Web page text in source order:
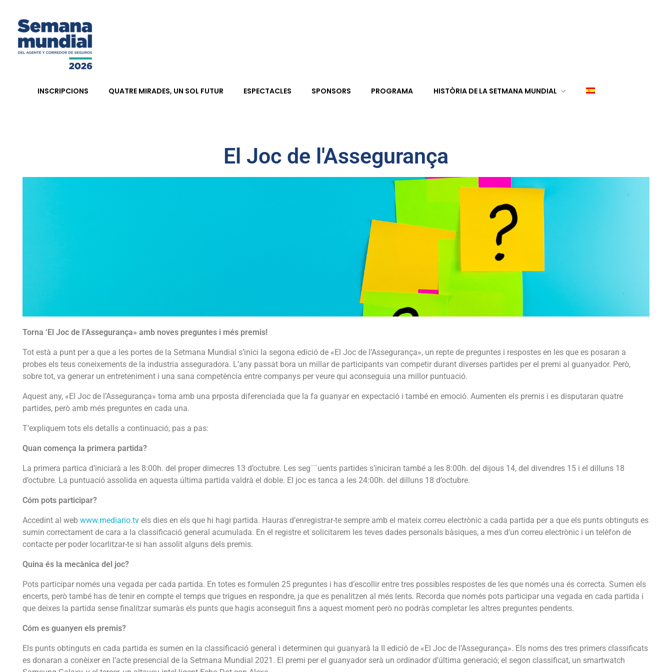
INSCRIPCIONS QUATRE MIRADES, UN SOL FUTUR ESPECTACLES SPONSORS PROGRAMA HISTÒRIA DE LA SETMANA MUNDIAL
El Joc de l'Assegurança
Torna ‘El Joc de l’Assegurança» amb noves preguntes i més premis!
Tot està a punt per a que a les portes de la Setmana Mundial s’inici la segona edició de «El Joc de l’Assegurança», un repte de preguntes i respostes en les que es posaran a
probes els teus coneixements de la industria asseguradora. L’any passat bora un millar de participants van competir durant diverses partides per el premi al guanyador. Però,
sobre tot, va generar un entreteniment i una sana competència entre companys per veure qui aconseguia una millor puntuació.
Aquest any, «El Joc de l’Assegurança» torna amb una prposta diferenciada que la fa guanyar en expectació i també en emoció. Aumenten els premis i es disputaran quatre
partides, però amb més preguntes en cada una.
T’expliquem tots els detalls a continuació, pas a pas:
Quan comença la primera partida?
La primera partica d’iniciarà a les 8:00h. del proper dimecres 13 d’octubre. Les seg¨¨uents partides s’iniciran també a les 8:00h. del dijous 14, del divendres 15 i el dilluns 18
d’octubre. La puntuació assolida en aquesta última partida valdrà el doble. El joc es tanca a les 24:00h. del dilluns 18 d’octubre.
Cóm pots participar?
Accedint al web www.mediario.tv els dies en els que hi hagi partida. Hauras d’enregistrar-te sempre amb el mateix correu electrònic a cada partida per a que els punts obtinguts es
sumin correctament de cara a la classificació general acumulada. En el registre et solicitarem les teves dades personals bàsiques, a mes d’un correu electrònic i un telèfon de
contacte per poder locarlitzar-te si han assolit alguns dels premis.
Quina és la mecànica del joc?
Pots participar només una vegada per cada partida. En totes es formulen 25 preguntes i has d’escollir entre tres possibles respostes de les que només una és correcta. Sumen els
encerts, però també has de tenir en compte el temps que trigues en respondre, ja que es penalitzen al més lents. Recorda que només pots participar una vegada en cada partida i
que deixes la partida sense finalitzar sumaràs els punts que hagis aconseguit fins a aquest moment però no podràs completar les altres preguntes pendents.
Cóm es guanyen els premis?
Els punts obtinguts en cada partida es sumen en la classificació general i determinen qui guanyarà la II edició de «El Joc de l’Assegurança». Els noms des tres primers classificats
es donaran a conèixer en l’acte presencial de la Setmana Mundial 2021. El premi per el guanyador serà un ordinador d’última generació; el segon classificat, un smartwatch